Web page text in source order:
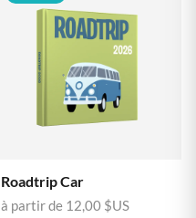
Roadtrip Car
à partir de 12,00 $US